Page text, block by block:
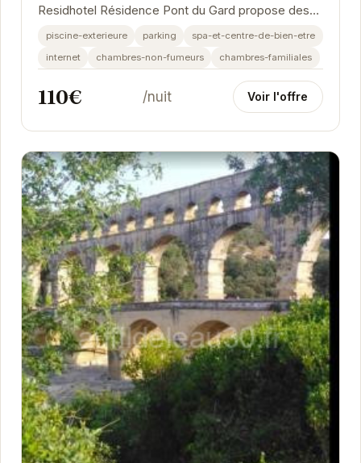
Residhotel Résidence Pont du Gard propose des
appartements spacieux et tout équipés pour un...
piscine-exterieure parking
spa-et-centre-de-bien-etre
internet
chambres-non-fumeurs chambres-familiales
110€ /nuit Voir l'offre